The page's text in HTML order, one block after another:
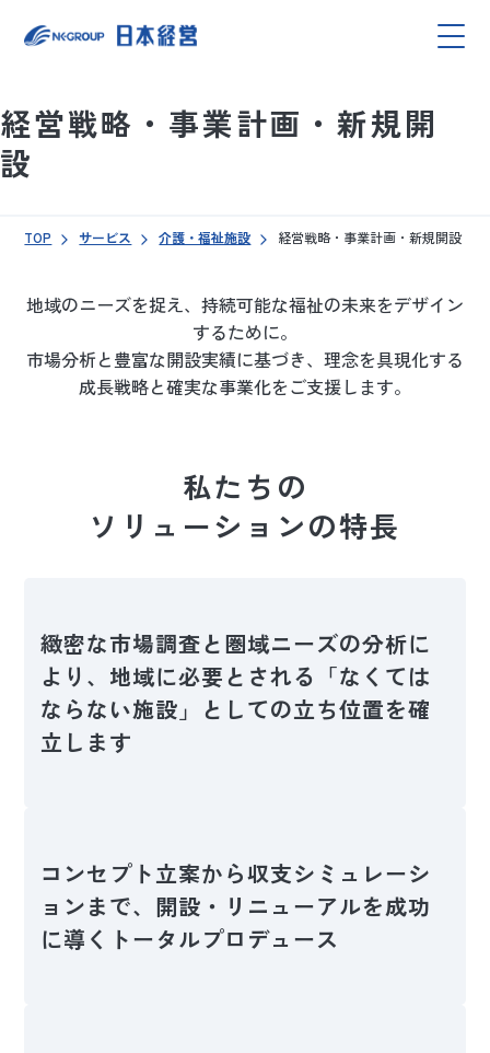
経営戦略・事業計画・新規開
設
TOP サービス 介護・福祉施設 経営戦略・事業計画・新規開設
地域のニーズを捉え、持続可能な福祉の未来をデザイン
するために。
市場分析と豊富な開設実績に基づき、 理念を具現化する
成長戦略と確実な事業化をご支援します。
私たちの
ソリューションの特長
緻密な市場調査と圏域ニーズの分析に
より、地域に必要とされる「なくては
ならない施設」としての立ち位置を確
立します
コンセプト立案から収支シミュレーシ
ョンまで、開設・リニューアルを成功
に導くトータルプロデュース